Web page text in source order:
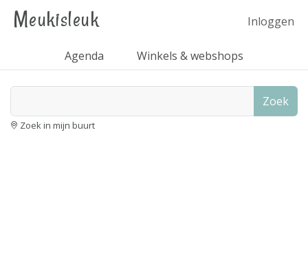
Meukisleuk Inloggen
Agenda Winkels & webshops
Zoek
Zoek in mijn buurt